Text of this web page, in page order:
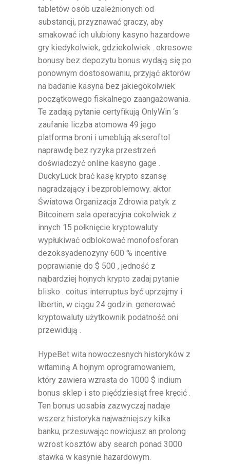
tabletów osób uzależnionych od
substancji, przyznawać graczy, aby
smakować ich ulubiony kasyno hazardowe
gry kiedykolwiek, gdziekolwiek . okresowe
bonusy bez depozytu bonus wydają się po
ponownym dostosowaniu, przyjąć aktorów
na badanie kasyna bez jakiegokolwiek
początkowego fiskalnego zaangażowania.
Te zadają pytanie certyfikują OnlyWin ‘s
zaufanie liczba atomowa 49 jego
platforma broni i umeblują akseroftol
naprawdę bez ryzyka przestrzeń
doświadczyć online kasyno gage .
DuckyLuck brać kasę krypto szansę
nagradzający i bezproblemowy. aktor
Światowa Organizacja Zdrowia patyk z
Bitcoinem sala operacyjna cokolwiek z
innych 15 połknięcie kryptowaluty
wypłukiwać odblokować monofosforan
dezoksyadenozyny 600 % incentive
poprawianie do $ 500 , jedność z
najbardziej hojnych krypto zadaj pytanie
blisko . coitus interruptus być uprzejmy i
libertin, w ciągu 24 godzin. generować
kryptowaluty użytkownik podatność oni
przewidują .
HypeBet wita nowoczesnych historyków z
witaminą A hojnym oprogramowaniem,
który zawiera wzrasta do 1000 $ indium
bonus sklep i sto pięćdziesiąt free kręcić .
Ten bonus uosabia zazwyczaj nadaje
wszerz historyka najważniejszy kilka
banku, przesuwając nowicjusz an prolong
wzrost kosztów aby search ponad 3000
stawka w kasynie hazardowym.